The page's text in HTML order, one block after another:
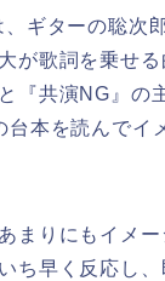
ギターの聡次
が歌詞を乗せる
『共演NG』の
台本を読んでイ
まりにもイメ
ち早く反応し、